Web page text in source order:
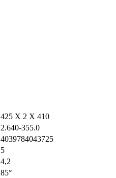
425 X 2 X 410
2.640-355.0
4039784043725
5
4,2
85°